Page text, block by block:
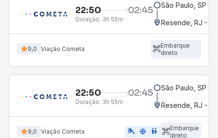
22:50 02:45
Duração: 3h 55m
São Paulo, SP -
Resende, RJ -
9,0 Viação Cometa
Embarque
direto
22:50 02:45
Duração: 3h 55m
São Paulo, SP -
Resende, RJ -
9,0 Viação Cometa airline_seat_legroom_extra ac_unit wc
Embarque
direto